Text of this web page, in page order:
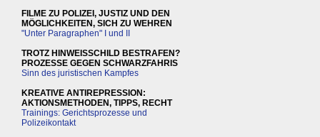
FILME ZU POLIZEI, JUSTIZ UND DEN
MÖGLICHKEITEN, SICH ZU WEHREN
"Unter Paragraphen" I und II
TROTZ HINWEISSCHILD BESTRAFEN?
PROZESSE GEGEN SCHWARZFAHRIS
Sinn des juristischen Kampfes
KREATIVE ANTIREPRESSION:
AKTIONSMETHODEN, TIPPS, RECHT
Trainings: Gerichtsprozesse und
Polizeikontakt